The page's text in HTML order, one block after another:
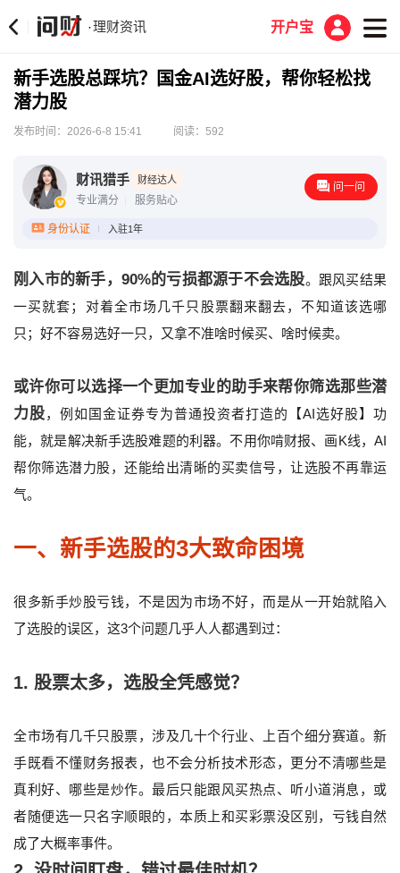
·理财资讯 开户宝
新手选股总踩坑？国金AI选好股，帮你轻松找
潜力股
发布时间：2026-6-8 15:41 阅读：592
‌财讯猎手 财经达人
专业满分 服务贴心
问一问
身份认证 入驻1年
刚入市的新手，90%的亏损都源于不会选股。跟风买结果
一买就套；对着全市场几千只股票翻来翻去，不知道该选哪
只；好不容易选好一只，又拿不准啥时候买、啥时候卖。
或许你可以选择一个更加专业的助手来帮你筛选那些潜
力股，例如国金证券专为普通投资者打造的【AI选好股】功
能，就是解决新手选股难题的利器。不用你啃财报、画K线，AI
帮你筛选潜力股，还能给出清晰的买卖信号，让选股不再靠运
气。
一、新手选股的3大致命困境
很多新手炒股亏钱，不是因为市场不好，而是从一开始就陷入
了选股的误区，这3个问题几乎人人都遇到过：
1. 股票太多，选股全凭感觉？
全市场有几千只股票，涉及几十个行业、上百个细分赛道。新
手既看不懂财务报表，也不会分析技术形态，更分不清哪些是
真利好、哪些是炒作。最后只能跟风买热点、听小道消息，或
者随便选一只名字顺眼的，本质上和买彩票没区别，亏钱自然
成了大概率事件。